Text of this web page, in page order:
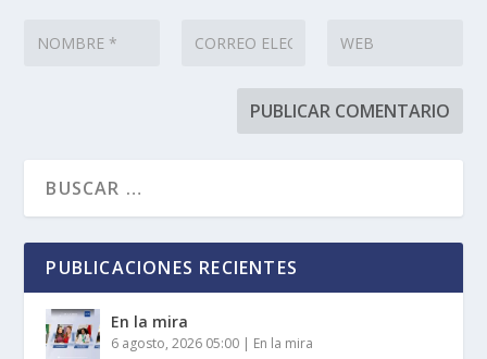
PUBLICACIONES RECIENTES
En la mira
6 agosto, 2026 05:00 | En la mira